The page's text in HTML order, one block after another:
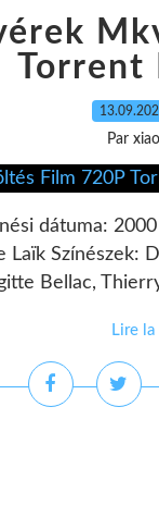
Torrent
Par
dátuma:
Színészek:
Bellac,
Lire